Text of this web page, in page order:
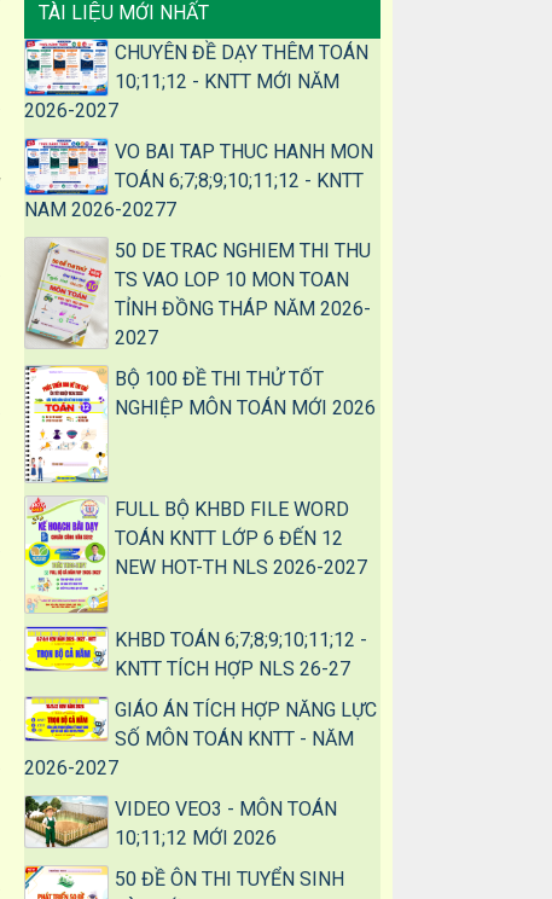
TÀI LIỆU MỚI NHẤT
CHUYÊN ĐỀ DẠY THÊM TOÁN
10;11;12 - KNTT MỚI NĂM
2026-2027
VO BAI TAP THUC HANH MON
TOÁN 6;7;8;9;10;11;12 - KNTT
NAM 2026-20277
50 DE TRAC NGHIEM THI THU
TS VAO LOP 10 MON TOAN
TỈNH ĐỒNG THÁP NĂM 2026-
2027
BỘ 100 ĐỀ THI THỬ TỐT
NGHIỆP MÔN TOÁN MỚI 2026
FULL BỘ KHBD FILE WORD
TOÁN KNTT LỚP 6 ĐẾN 12
NEW HOT-TH NLS 2026-2027
KHBD TOÁN 6;7;8;9;10;11;12 -
KNTT TÍCH HỢP NLS 26-27
GIÁO ÁN TÍCH HỢP NĂNG LỰC
SỐ MÔN TOÁN KNTT - NĂM
2026-2027
VIDEO VEO3 - MÔN TOÁN
10;11;12 MỚI 2026
50 ĐỀ ÔN THI TUYỂN SINH